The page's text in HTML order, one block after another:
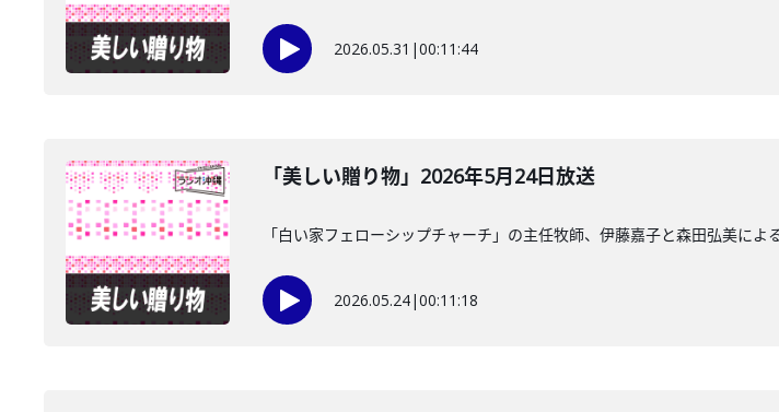
2026.05.31 |00:11:44
「美しい贈り物」2026年5月24日放送
「白い家フェローシップチャーチ」の主任牧師、伊藤嘉子と森田弘美に
2026.05.24|00:11:18